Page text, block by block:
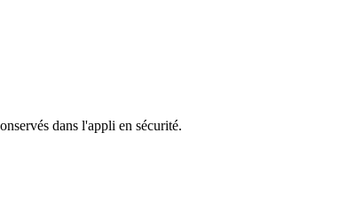
dans l'appli en sécurité.